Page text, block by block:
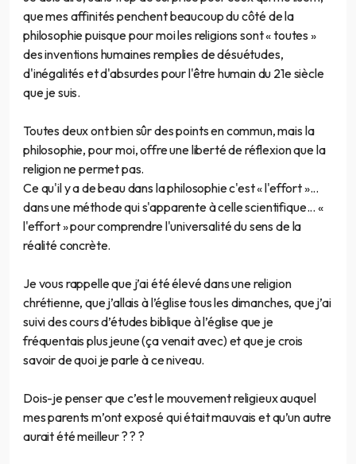
que mes affinités penchent beaucoup du côté de la
philosophie puisque pour moi les religions sont « toutes »
des inventions humaines remplies de désuétudes,
d'inégalités et d'absurdes pour l'être humain du 21e siècle
que je suis.
Toutes deux ont bien sûr des points en commun, mais la
philosophie, pour moi, offre une liberté de réflexion que la
religion ne permet pas.
Ce qu'il y a de beau dans la philosophie c'est « l'effort »...
dans une méthode qui s'apparente à celle scientifique... «
l'effort » pour comprendre l'universalité du sens de la
réalité concrète.
Je vous rappelle que j’ai été élevé dans une religion
chrétienne, que j’allais à l’église tous les dimanches, que j’ai
suivi des cours d’études biblique à l’église que je
fréquentais plus jeune (ça venait avec) et que je crois
savoir de quoi je parle à ce niveau.
Dois-je penser que c’est le mouvement religieux auquel
mes parents m’ont exposé qui était mauvais et qu’un autre
aurait été meilleur ? ? ?